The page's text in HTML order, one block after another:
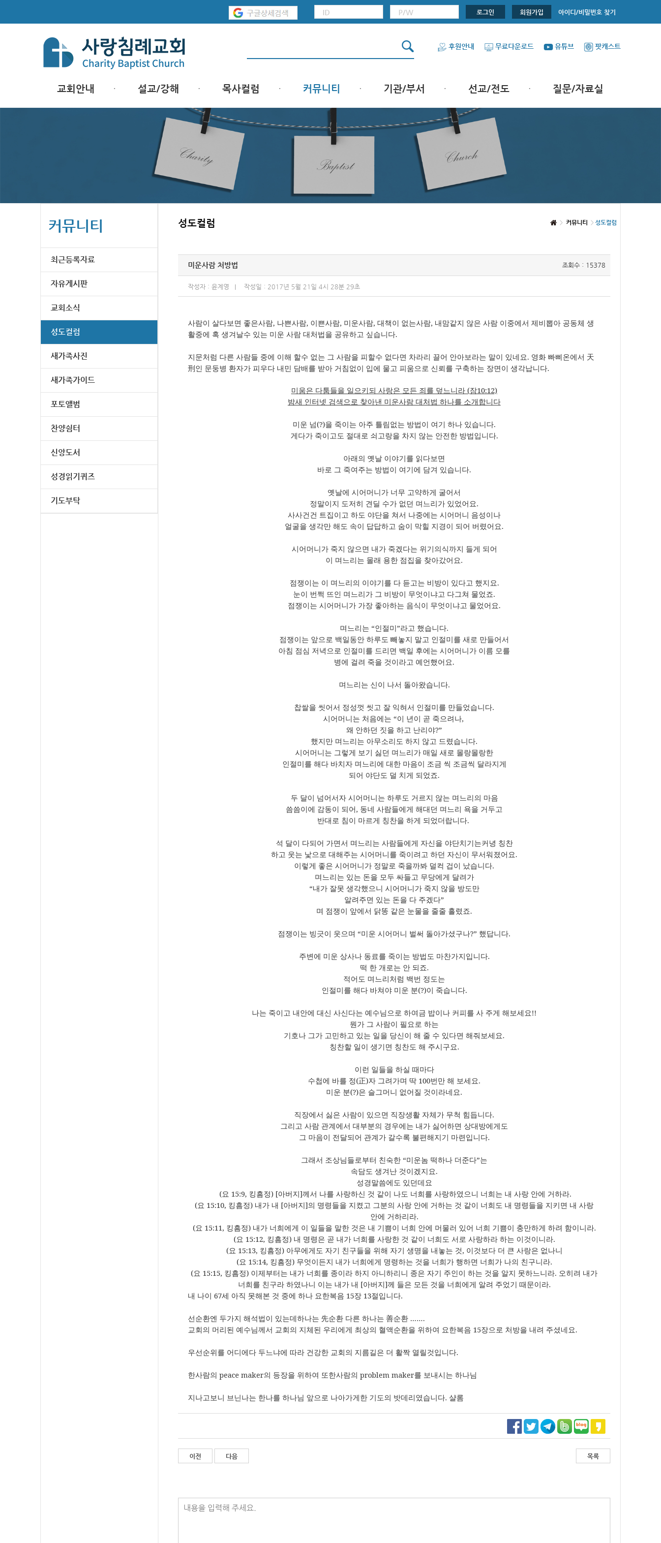
로그인 회원가입 아이디/비밀번호 찾기
후원안내 무료다운로드 유튜브 팟캐스트
교회안내 설교/강해 목사컬럼 커뮤니티 기관/부서 선교/전도 질문/자료실
커뮤니티
최근등록자료
자유게시판
교회소식
성도컬럼
새가족사진
새가족가이드
포토앨범
찬양쉼터
신앙도서
성경읽기퀴즈
기도부탁
성도컬럼 커뮤니티 성도컬럼
미운사람 처방법 조회수 : 15378
작성자 : 윤계영 작성일 : 2017년 5월 21일 4시 28분 29초
사람이 살다보면 좋은사람, 나쁜사람, 이쁜사람, 미운사람, 대책이 없는사람, 내맘같지 않은 사람 이중에서 제비뽑아 공동체 생
활중에 혹 생겨날수 있는 미운 사람 대처법을 공유하고 싶습니다.
지문처럼 다른 사람들 중에 이해 할수 없는 그 사람을 피할수 없다면 차라리 끌어 안아보라는 말이 있네요. 영화 빠삐온에서 天
刑 인 문둥병 환자가 피우다 내민 담배를 받아 거침없이 입에 물고 피움으로 신뢰를 구축하는 장면이 생각납니다.
미움은 다툼들을 일으키되 사랑은 모든 죄를 덮느니라 (잠10:12)
밤새 인터넷 검색으로 찾아낸 미운사람 대처법 하나를 소개합니다
미운 넘(?)을 죽이는 아주 틀림없는 방법이 여기 하나 있습니다.
게다가 죽이고도 절대로 쇠고랑을 차지 않는 안전한 방법입니다.
아래의 옛날 이야기를 읽다보면
바로 그 죽여주는 방법이 여기에 담겨 있습니다.
옛날에 시어머니가 너무 고약하게 굴어서
정말이지 도저히 견딜 수가 없던 며느리가 있었어요.
사사건건 트집이고 하도 야단을 쳐서 나중에는 시어머니 음성이나
얼굴을 생각만 해도 속이 답답하고 숨이 막힐 지경이 되어 버렸어요.
시어머니가 죽지 않으면 내가 죽겠다는 위기의식까지 들게 되어
이 며느리는 몰래 용한 점집을 찾아갔어요.
점쟁이는 이 며느리의 이야기를 다 듣고는 비방이 있다고 했지요.
눈이 번쩍 뜨인 며느리가 그 비방이 무엇이냐고 다그쳐 물었죠.
점쟁이는 시어머니가 가장 좋아하는 음식이 무엇이냐고 물었어요.
며느리는 “인절미”라고 했습니다.
점쟁이는 앞으로 백일동안 하루도 빼놓지 말고 인절미를 새로 만들어서
아침 점심 저녁으로 인절미를 드리면 백일 후에는 시어머니가 이름 모를
병에 걸려 죽을 것이라고 예언했어요.
며느리는 신이 나서 돌아왔습니다.
찹쌀을 씻어서 정성껏 씻고 잘 익혀서 인절미를 만들었습니다.
시어머니는 처음에는 “이 년이 곧 죽으려나,
왜 안하던 짓을 하고 난리야?”
했지만 며느리는 아무소리도 하지 않고 드렸습니다.
시어머니는 그렇게 보기 싫던 며느리가 매일 새로 몰랑몰랑한
인절미를 해다 바치자 며느리에 대한 마음이 조금 씩 조금씩 달라지게
되어 야단도 덜 치게 되었죠.
두 달이 넘어서자 시어머니는 하루도 거르지 않는 며느리의 마음
씀씀이에 감동이 되어, 동네 사람들에게 해대던 며느리 욕을 거두고
반대로 침이 마르게 칭찬을 하게 되었더랍니다.
석 달이 다되어 가면서 며느리는 사람들에게 자신을 야단치기는커녕 칭찬
하고 웃는 낯으로 대해주는 시어머니를 죽이려고 하던 자신이 무서워졌어요.
이렇게 좋은 시어머니가 정말로 죽을까봐 덜컥 겁이 났습니다.
며느리는 있는 돈을 모두 싸들고 무당에게 달려가
“내가 잘못 생각했으니 시어머니가 죽지 않을 방도만
알려주면 있는 돈을 다 주겠다”
며 점쟁이 앞에서 닭똥 같은 눈물을 줄줄 흘렸죠.
점쟁이는 빙긋이 웃으며 “미운 시어머니 벌써 돌아가셨구나?” 했답니다.
주변에 미운 상사나 동료를 죽이는 방법도 마찬가지입니다.
떡 한 개로는 안 되죠.
적어도 며느리처럼 백번 정도는
인절미를 해다 바쳐야 미운 분(?)이 죽습니다.
나는 죽이고 내안에 대신 사신다는 예수님으로 하여금 밥이나 커피를 사 주게 해보세요!!
뭔가 그 사람이 필요로 하는
기호나 그가 고민하고 있는 일을 당신이 해 줄 수 있다면 해줘보세요.
칭찬할 일이 생기면 칭찬도 해 주시구요.
이런 일들을 하실 때마다
수첩에 바를 정(正)자 그려가며 딱 100번만 해 보세요.
미운 분(?)은 슬그머니 없어질 것이라네요.
직장에서 싫은 사람이 있으면 직장생활 자체가 무척 힘듭니다.
그리고 사람 관계에서 대부분의 경우에는 내가 싫어하면 상대방에게도
그 마음이 전달되어 관계가 갈수록 불편해지기 마련입니다.
그래서 조상님들로부터 친숙한 “미운놈 떡하나 더준다”는
속담도 생겨난 것이겠지요.
성경말씀에도 있던데요
(요 15:9, 킹흠정) [아버지]께서 나를 사랑하신 것 같이 나도 너희를 사랑하였으니 너희는 내 사랑 안에 거하라.
(요 15:10, 킹흠정) 내가 내 [아버지]의 명령들을 지켰고 그분의 사랑 안에 거하는 것 같이 너희도 내 명령들을 지키면 내 사랑
안에 거하리라.
(요 15:11, 킹흠정) 내가 너희에게 이 일들을 말한 것은 내 기쁨이 너희 안에 머물러 있어 너희 기쁨이 충만하게 하려 함이니라.
(요 15:12, 킹흠정) 내 명령은 곧 내가 너희를 사랑한 것 같이 너희도 서로 사랑하라 하는 이것이니라.
(요 15:13, 킹흠정) 아무에게도 자기 친구들을 위해 자기 생명을 내놓는 것, 이것보다 더 큰 사랑은 없나니
(요 15:14, 킹흠정) 무엇이든지 내가 너희에게 명령하는 것을 너희가 행하면 너희가 나의 친구니라.
(요 15:15, 킹흠정) 이제부터는 내가 너희를 종이라 하지 아니하리니 종은 자기 주인이 하는 것을 알지 못하느니라. 오히려 내가
너희를 친구라 하였나니 이는 내가 내 [아버지]께 들은 모든 것을 너희에게 알려 주었기 때문이라.
내 나이 67세 아직 못해본 것 중에 하나 요한복음 15장 13절입니다.
선순환엔 두가지 해석법이 있는데하나는 先순환 다른 하나는 善순환 …….
교회의 머리된 예수님께서 교회의 지체된 우리에게 최상의 혈액순환을 위하여 요한복음 15장으로 처방을 내려 주셨네요.
우선순위를 어디에다 두느냐에 따라 건강한 교회의 지름길은 더 활짝 열릴것입니다.
한사람의 peace maker의 등장을 위하여 또한사람의 problem maker를 보내시는 하나님
지나고보니 브닌나는 한나를 하나님 앞으로 나아가게한 기도의 밧데리였습니다. 샬롬
이전 다음 목록
내용을 입력해 주세요.